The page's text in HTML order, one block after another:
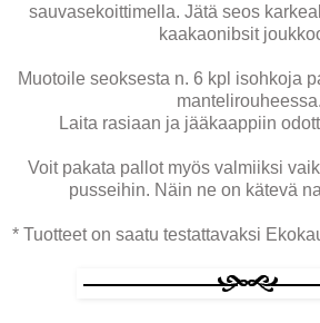
sauvasekoittimella. Jätä seos
kaakaonibsit
Muotoile seoksesta n. 6 kpl isohkoja
mantelirouheessa.
Laita rasiaan ja jääkaappiin
Voit pakata pallot myös valmiiksi
pusseihin. Näin ne on kätevä
* Tuotteet on saatu testattavaksi